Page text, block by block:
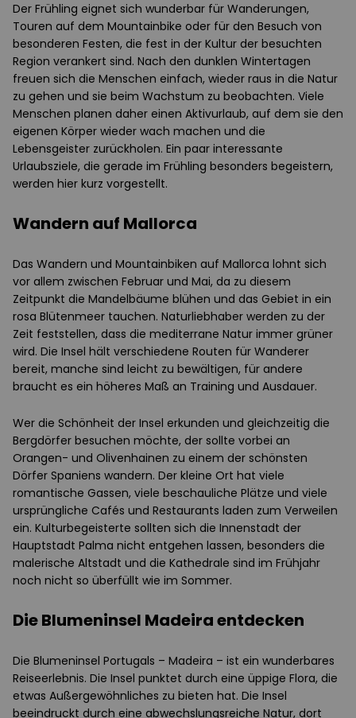
Der Frühling eignet sich wunderbar für Wanderungen,
Touren auf dem Mountainbike oder für den Besuch von
besonderen Festen, die fest in der Kultur der besuchten
Region verankert sind. Nach den dunklen Wintertagen
freuen sich die Menschen einfach, wieder raus in die Natur
zu gehen und sie beim Wachstum zu beobachten. Viele
Menschen planen daher einen Aktivurlaub, auf dem sie den
eigenen Körper wieder wach machen und die
Lebensgeister zurückholen. Ein paar interessante
Urlaubsziele, die gerade im Frühling besonders begeistern,
werden hier kurz vorgestellt.
Wandern auf Mallorca
Das Wandern und Mountainbiken auf Mallorca lohnt sich
vor allem zwischen Februar und Mai, da zu diesem
Zeitpunkt die Mandelbäume blühen und das Gebiet in ein
rosa Blütenmeer tauchen. Naturliebhaber werden zu der
Zeit feststellen, dass die mediterrane Natur immer grüner
wird. Die Insel hält verschiedene Routen für Wanderer
bereit, manche sind leicht zu bewältigen, für andere
braucht es ein höheres Maß an Training und Ausdauer.
Wer die Schönheit der Insel erkunden und gleichzeitig die
Bergdörfer besuchen möchte, der sollte vorbei an
Orangen- und Olivenhainen zu einem der schönsten
Dörfer Spaniens wandern. Der kleine Ort hat viele
romantische Gassen, viele beschauliche Plätze und viele
ursprüngliche Cafés und Restaurants laden zum Verweilen
ein. Kulturbegeisterte sollten sich die Innenstadt der
Hauptstadt Palma nicht entgehen lassen, besonders die
malerische Altstadt und die Kathedrale sind im Frühjahr
noch nicht so überfüllt wie im Sommer.
Die Blumeninsel Madeira entdecken
Die Blumeninsel Portugals – Madeira – ist ein wunderbares
Reiseerlebnis. Die Insel punktet durch eine üppige Flora, die
etwas Außergewöhnliches zu bieten hat. Die Insel
beeindruckt durch eine abwechslungsreiche Natur, dort